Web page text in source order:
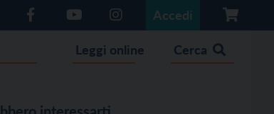
Accedi
Leggi online Cerca